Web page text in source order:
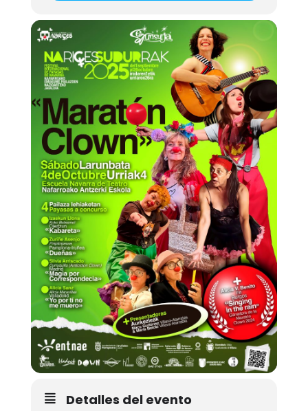
Detalles del evento